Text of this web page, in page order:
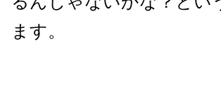
ます。